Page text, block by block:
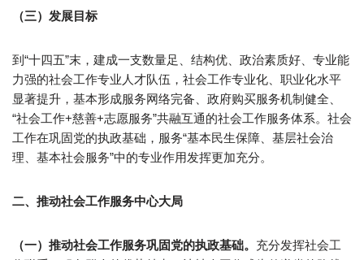
（三）发展目标
到“十四五”末，建成一支数量足、结构优、政治素质好、专业能
力强的社会工作专业人才队伍，社会工作专业化、职业化水平
显著提升，基本形成服务网络完备、政府购买服务机制健全、
“社会工作+慈善+志愿服务”共融互通的社会工作服务体系。社会
工作在巩固党的执政基础，服务“基本民生保障、基层社会治
理、基本社会服务”中的专业作用发挥更加充分。
二、推动社会工作服务中心大局
（一）推动社会工作服务巩固党的执政基础。 充分发挥社会工